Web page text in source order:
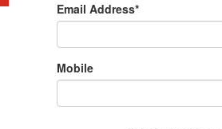
Email Address*
Mobile